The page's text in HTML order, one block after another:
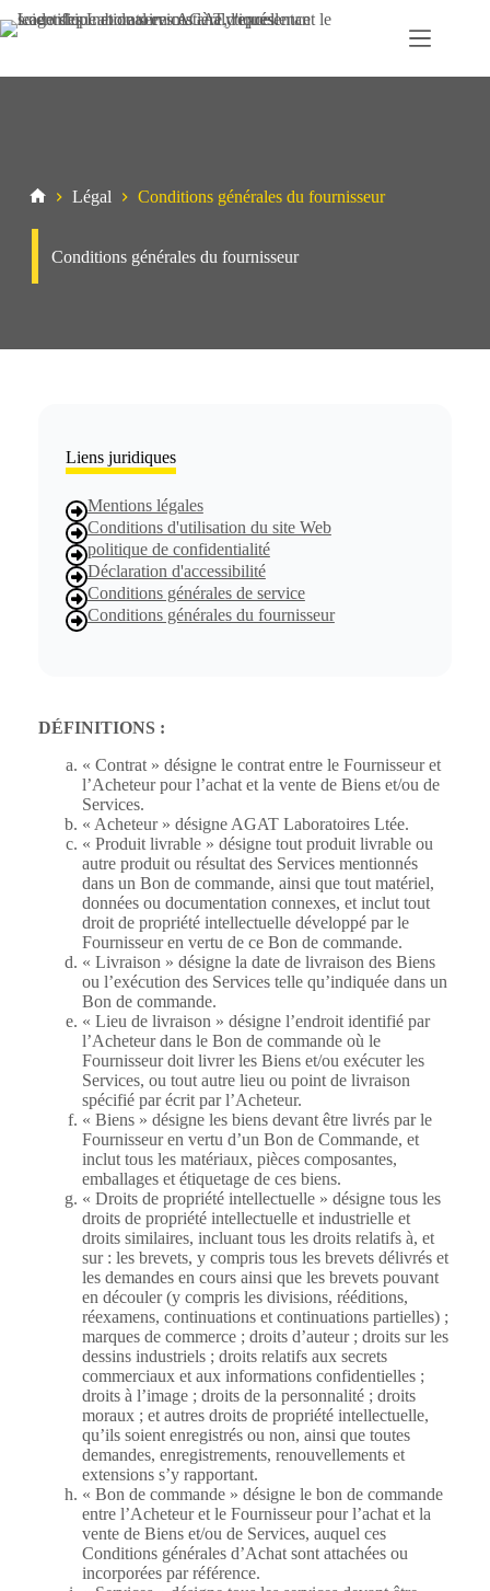
au
Légal Conditions générales du fournisseur
Conditions générales du fournisseur
DÉFINITIONS :
« Contrat » désigne le contrat entre le Fournisseur et
l’Acheteur pour l’achat et la vente de Biens et/ou de
Services.
« Acheteur » désigne AGAT Laboratoires Ltée.
« Produit livrable » désigne tout produit livrable ou
autre produit ou résultat des Services mentionnés
dans un Bon de commande, ainsi que tout matériel,
données ou documentation connexes, et inclut tout
droit de propriété intellectuelle développé par le
Fournisseur en vertu de ce Bon de commande.
« Livraison » désigne la date de livraison des Biens
ou l’exécution des Services telle qu’indiquée dans un
Bon de commande.
« Lieu de livraison » désigne l’endroit identifié par
l’Acheteur dans le Bon de commande où le
Fournisseur doit livrer les Biens et/ou exécuter les
Services, ou tout autre lieu ou point de livraison
spécifié par écrit par l’Acheteur.
« Biens » désigne les biens devant être livrés par le
Fournisseur en vertu d’un Bon de Commande, et
inclut tous les matériaux, pièces composantes,
emballages et étiquetage de ces biens.
« Droits de propriété intellectuelle » désigne tous les
droits de propriété intellectuelle et industrielle et
droits similaires, incluant tous les droits relatifs à, et
sur : les brevets, y compris tous les brevets délivrés et
les demandes en cours ainsi que les brevets pouvant
en découler (y compris les divisions, rééditions,
réexamens, continuations et continuations partielles) ;
marques de commerce ; droits d’auteur ; droits sur les
dessins industriels ; droits relatifs aux secrets
commerciaux et aux informations confidentielles ;
droits à l’image ; droits de la personnalité ; droits
moraux ; et autres droits de propriété intellectuelle,
qu’ils soient enregistrés ou non, ainsi que toutes
demandes, enregistrements, renouvellements et
extensions s’y rapportant.
« Bon de commande » désigne le bon de commande
entre l’Acheteur et le Fournisseur pour l’achat et la
vente de Biens et/ou de Services, auquel ces
Conditions générales d’Achat sont attachées ou
incorporées par référence.
Liens juridiques
Mentions légales
Conditions d'utilisation du site Web
politique de confidentialité
Déclaration d'accessibilité
Conditions générales de service
Conditions générales du fournisseur